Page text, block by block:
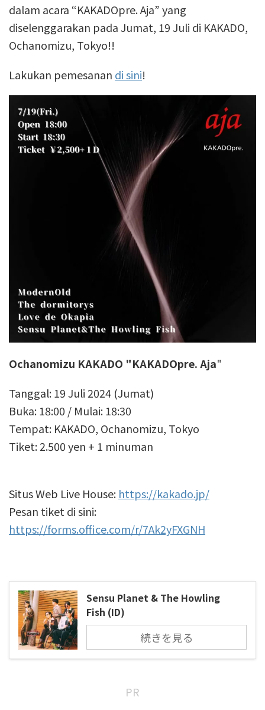
dalam acara “KAKADOpre. Aja” yang
diselenggarakan pada Jumat, 19 Juli di KAKADO,
Ochanomizu, Tokyo!!
Lakukan pemesanan di sini!
Ochanomizu KAKADO "KAKADOpre. Aja"
Tanggal: 19 Juli 2024 (Jumat)
Buka: 18:00 / Mulai: 18:30
Tempat: KAKADO, Ochanomizu, Tokyo
Tiket: 2.500 yen + 1 minuman
Situs Web Live House: https://kakado.jp/
Pesan tiket di sini:
https://forms.office.com/r/7Ak2yFXGNH
Sensu Planet & The Howling
Fish (ID)
続きを見る
PR